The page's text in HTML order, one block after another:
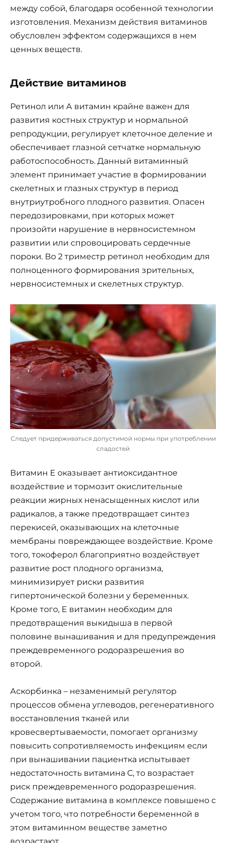
между собой, благодаря особенной технологии
изготовления. Механизм действия витаминов
обусловлен эффектом содержащихся в нем
ценных веществ.
Действие витаминов
Ретинол или А витамин крайне важен для
развития костных структур и нормальной
репродукции, регулирует клеточное деление и
обеспечивает глазной сетчатке нормальную
работоспособность. Данный витаминный
элемент принимает участие в формировании
скелетных и глазных структур в период
внутриутробного плодного развития. Опасен
передозировками, при которых может
произойти нарушение в нервносистемном
развитии или спровоцировать сердечные
пороки. Во 2 триместр ретинол необходим для
полноценного формирования зрительных,
нервносистемных и скелетных структур.
Следует придерживаться допустимой нормы при употреблении
сладостей
Витамин Е оказывает антиоксидантное
воздействие и тормозит окислительные
реакции жирных ненасыщенных кислот или
радикалов, а также предотвращает синтез
перекисей, оказывающих на клеточные
мембраны повреждающее воздействие. Кроме
того, токоферол благоприятно воздействует
развитие рост плодного организма,
минимизирует риски развития
гипертонической болезни у беременных.
Кроме того, Е витамин необходим для
предотвращения выкидыша в первой
половине вынашивания и для предупреждения
преждевременного родоразрешения во
второй.
Аскорбинка – незаменимый регулятор
процессов обмена углеводов, регенеративного
восстановления тканей или
кровесвертываемости, помогает организму
повысить сопротивляемость инфекциям если
при вынашивании пациентка испытывает
недостаточность витамина С, то возрастает
риск преждевременного родоразрешения.
Содержание витамина в комплексе повышено с
учетом того, что потребности беременной в
этом витаминном веществе заметно